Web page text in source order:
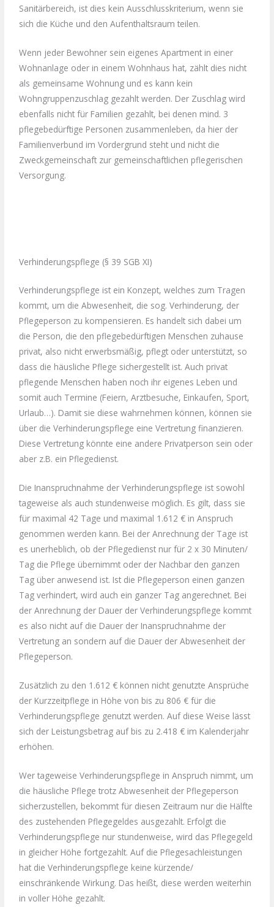
Sanitärbereich, ist dies kein Ausschlusskriterium, wenn sie
sich die Küche und den Aufenthaltsraum teilen.
Wenn jeder Bewohner sein eigenes Apartment in einer
Wohnanlage oder in einem Wohnhaus hat, zählt dies nicht
als gemeinsame Wohnung und es kann kein
Wohngruppenzuschlag gezahlt werden. Der Zuschlag wird
ebenfalls nicht für Familien gezahlt, bei denen mind. 3
pflegebedürftige Personen zusammenleben, da hier der
Familienverbund im Vordergrund steht und nicht die
Zweckgemeinschaft zur gemeinschaftlichen pflegerischen
Versorgung.
Verhinderungspflege (§ 39 SGB XI)
Verhinderungspflege ist ein Konzept, welches zum Tragen
kommt, um die Abwesenheit, die sog. Verhinderung, der
Pflegeperson zu kompensieren. Es handelt sich dabei um
die Person, die den pflegebedürftigen Menschen zuhause
privat, also nicht erwerbsmäßig, pflegt oder unterstützt, so
dass die häusliche Pflege sichergestellt ist. Auch privat
pflegende Menschen haben noch ihr eigenes Leben und
somit auch Termine (Feiern, Arztbesuche, Einkaufen, Sport,
Urlaub…). Damit sie diese wahrnehmen können, können sie
über die Verhinderungspflege eine Vertretung finanzieren.
Diese Vertretung könnte eine andere Privatperson sein oder
aber z.B. ein Pflegedienst.
Die Inanspruchnahme der Verhinderungspflege ist sowohl
tageweise als auch stundenweise möglich. Es gilt, dass sie
für maximal 42 Tage und maximal 1.612 € in Anspruch
genommen werden kann. Bei der Anrechnung der Tage ist
es unerheblich, ob der Pflegedienst nur für 2 x 30 Minuten/
Tag die Pflege übernimmt oder der Nachbar den ganzen
Tag über anwesend ist. Ist die Pflegeperson einen ganzen
Tag verhindert, wird auch ein ganzer Tag angerechnet. Bei
der Anrechnung der Dauer der Verhinderungspflege kommt
es also nicht auf die Dauer der Inanspruchnahme der
Vertretung an sondern auf die Dauer der Abwesenheit der
Pflegeperson.
Zusätzlich zu den 1.612 € können nicht genutzte Ansprüche
der Kurzzeitpflege in Höhe von bis zu 806 € für die
Verhinderungspflege genutzt werden. Auf diese Weise lässt
sich der Leistungsbetrag auf bis zu 2.418 € im Kalenderjahr
erhöhen.
Wer tageweise Verhinderungspflege in Anspruch nimmt, um
die häusliche Pflege trotz Abwesenheit der Pflegeperson
sicherzustellen, bekommt für diesen Zeitraum nur die Hälfte
des zustehenden Pflegegeldes ausgezahlt. Erfolgt die
Verhinderungspflege nur stundenweise, wird das Pflegegeld
in gleicher Höhe fortgezahlt. Auf die Pflegesachleistungen
hat die Verhinderungspflege keine kürzende/
einschränkende Wirkung. Das heißt, diese werden weiterhin
in voller Höhe gezahlt.